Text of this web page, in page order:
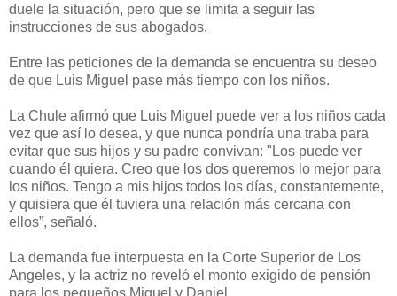
duele la situación, pero que se limita a seguir las
instrucciones de sus abogados.
Entre las peticiones de la demanda se encuentra su deseo
de que Luis Miguel pase más tiempo con los niños.
La Chule afirmó que Luis Miguel puede ver a los niños cada
vez que así lo desea, y que nunca pondría una traba para
evitar que sus hijos y su padre convivan: "Los puede ver
cuando él quiera. Creo que los dos queremos lo mejor para
los niños. Tengo a mis hijos todos los días, constantemente,
y quisiera que él tuviera una relación más cercana con
ellos”, señaló.
La demanda fue interpuesta en la Corte Superior de Los
Angeles, y la actriz no reveló el monto exigido de pensión
para los pequeños Miguel y Daniel